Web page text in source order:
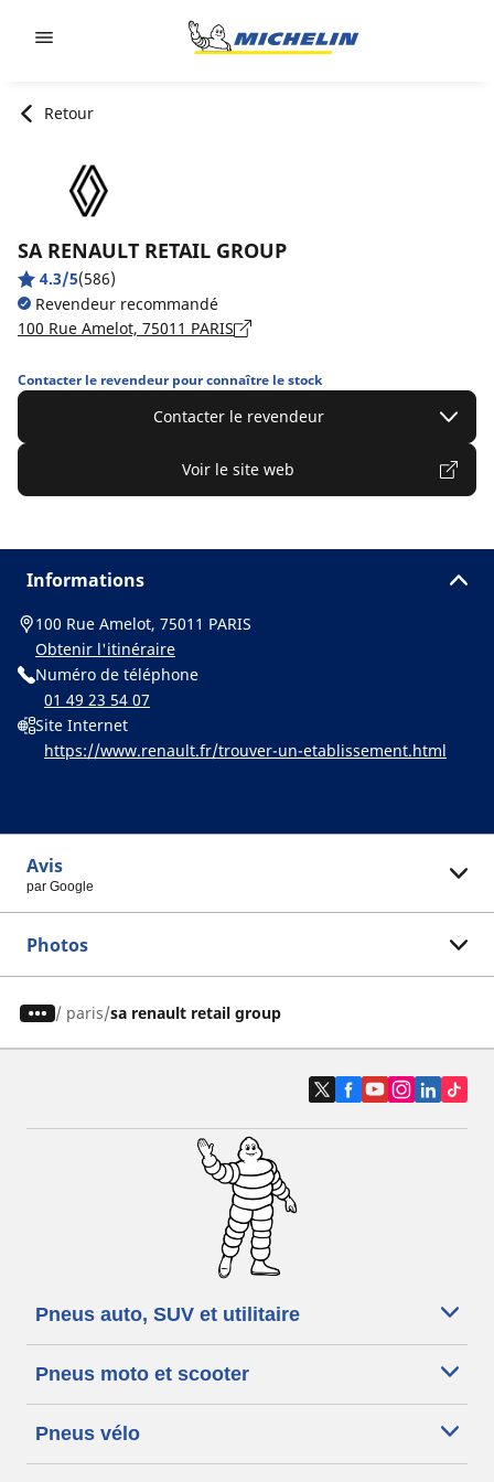
Retour
SA RENAULT RETAIL GROUP
4.3/5(586)
Revendeur recommandé
100 Rue Amelot, 75011 PARIS
Contacter le revendeur pour connaître le stock
Contacter le revendeur
Voir le site web
Informations
100 Rue Amelot, 75011 PARIS
Obtenir l'itinéraire
Numéro de téléphone
01 49 23 54 07
Site Internet
https://www.renault.fr/trouver-un-etablissement.html
Avis
par Google
Photos
/ paris sa renault retail group
Pneus auto, SUV et utilitaire
Pneus moto et scooter
Pneus vélo